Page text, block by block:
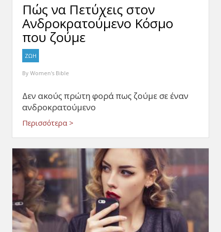
Πώς να Πετύχεις στον
Ανδροκρατούμενο Κόσμο
που ζούμε
ΖΩΗ
By Women's Bible
Δεν ακούς πρώτη φορά πως ζούμε σε έναν
ανδροκρατούμενο
Περισσότερα >